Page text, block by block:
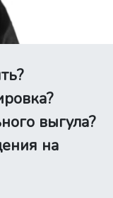
выгула?
на